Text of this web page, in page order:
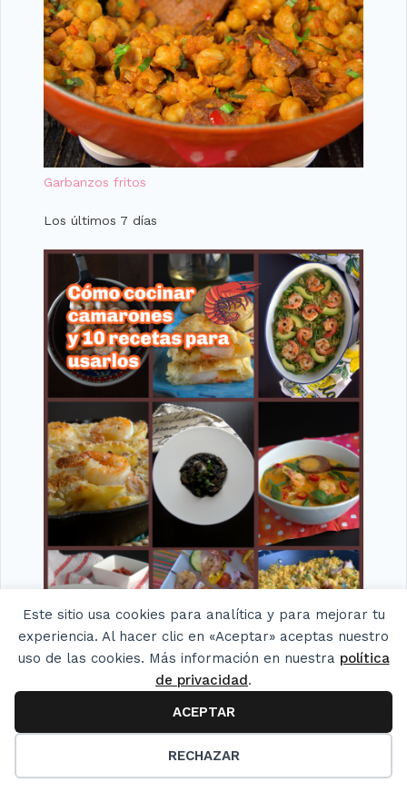
Este sitio usa cookies para analítica y para mejorar tu
experiencia. Al hacer clic en «Aceptar» aceptas nuestro
uso de las cookies. Más información en nuestra política
de privacidad.
ACEPTAR
RECHAZAR
Garbanzos fritos
Los últimos 7 días
Cómo cocinar camarones y 10 recetas para usarlos.